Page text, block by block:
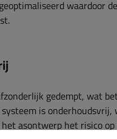
waardoor
gedempt, wat
is
asontwerp het risico